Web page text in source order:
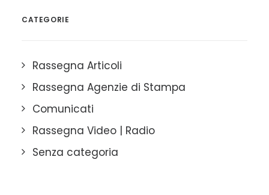
CATEGORIE
Rassegna Articoli
Rassegna Agenzie di Stampa
Comunicati
Rassegna Video | Radio
Senza categoria